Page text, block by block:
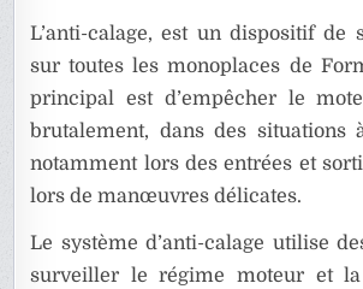
L’anti-calage, est un dispositif de
sur toutes les monoplaces de
principal est d’empêcher le
brutalement, dans des situations
notamment lors des entrées et
lors de manœuvres délicates.
Le système d’anti-calage utilise
surveiller le régime moteur et